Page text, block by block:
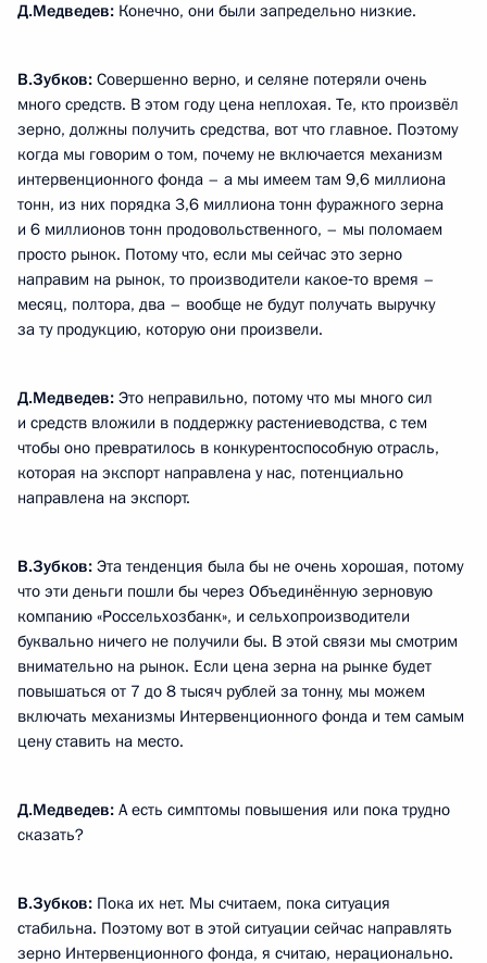
Д.Медведев: Конечно, они были запредельно низкие.
В.Зубков: Совершенно верно, и селяне потеряли очень
много средств. В этом году цена неплохая. Те, кто произвёл
зерно, должны получить средства, вот что главное. Поэтому
когда мы говорим о том, почему не включается механизм
интервенционного фонда – а мы имеем там 9,6 миллиона
тонн, из них порядка 3,6 миллиона тонн фуражного зерна
и 6 миллионов тонн продовольственного, – мы поломаем
просто рынок. Потому что, если мы сейчас это зерно
направим на рынок, то производители какое‑то время –
месяц, полтора, два – вообще не будут получать выручку
за ту продукцию, которую они произвели.
Д.Медведев: Это неправильно, потому что мы много сил
и средств вложили в поддержку растениеводства, с тем
чтобы оно превратилось в конкурентоспособную отрасль,
которая на экспорт направлена у нас, потенциально
направлена на экспорт.
В.Зубков: Эта тенденция была бы не очень хорошая, потому
что эти деньги пошли бы через Объединённую зерновую
компанию «Россельхозбанк», и сельхопроизводители
буквально ничего не получили бы. В этой связи мы смотрим
внимательно на рынок. Если цена зерна на рынке будет
повышаться от 7 до 8 тысяч рублей за тонну, мы можем
включать механизмы Интервенционного фонда и тем самым
цену ставить на место.
Д.Медведев: А есть симптомы повышения или пока трудно
сказать?
В.Зубков: Пока их нет. Мы считаем, пока ситуация
стабильна. Поэтому вот в этой ситуации сейчас направлять
зерно Интервенционного фонда, я считаю, нерационально.